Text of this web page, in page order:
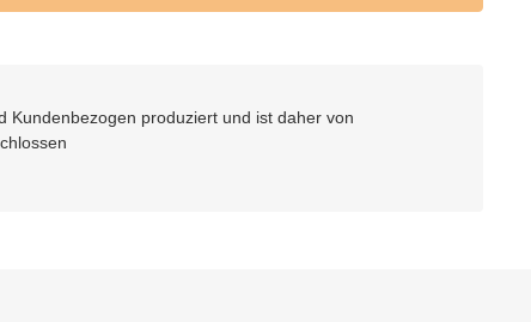
Kundenbezogen produziert und ist daher von